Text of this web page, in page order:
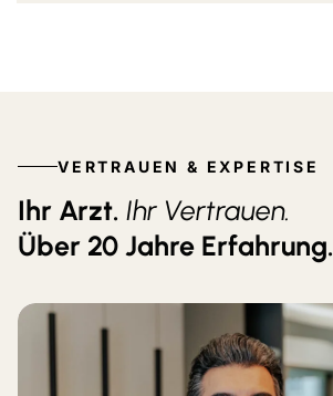
VERTRAUEN & EXPERTISE
Ihr Arzt. Ihr Vertrauen.
Über 20 Jahre Erfahrung.